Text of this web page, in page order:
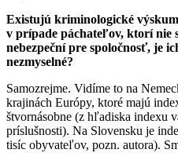
Existujú kriminologické
v prípade páchateľov, ktorí nie
nebezpeční pre spoločnosť, je
nezmyselné?
Samozrejme. Vidíme to na
krajinách Európy, ktoré majú
štvornásobne (z hľadiska indexu
príslušnosti). Na Slovensku je
tisíc obyvateľov, pozn. autora).